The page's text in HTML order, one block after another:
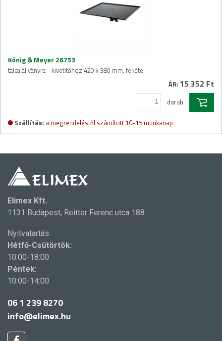
König & Meyer 26753
tálca állványra - kivetítőhöz 420 x 380 mm, fekete
ÁR: 15 352 Ft
darab
Szállítás: a megrendeléstől számított 10-15 munkanap
Elimex Kft.
1131 Budapest, Reitter Ferenc utca 188.
Nyitvatartás:
Hétfő-Csütörtök:
10:00-18:00
Péntek:
10:00-14:00
06 1 239 8270
info@elimex.hu